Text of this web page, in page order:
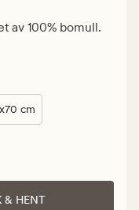
av 100% bomull.
cm
& HENT